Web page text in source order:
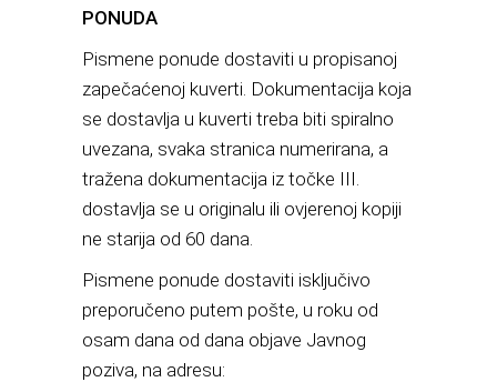
PONUDA
Pismene ponude dostaviti u propisanoj
zapečaćenoj kuverti. Dokumentacija koja
se dostavlja u kuverti treba biti spiralno
uvezana, svaka stranica numerirana, a
tražena dokumentacija iz točke III.
dostavlja se u originalu ili ovjerenoj kopiji
ne starija od 60 dana.
Pismene ponude dostaviti isključivo
preporučeno putem pošte, u roku od
osam dana od dana objave Javnog
poziva, na adresu: